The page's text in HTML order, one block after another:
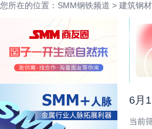
815
国内矿综合价格指数
852.22
-4.96 (-0.58%)
1980
SMM
3030
5
您所在的位置：SMM钢铁频道 > 建筑钢材
6月
当前